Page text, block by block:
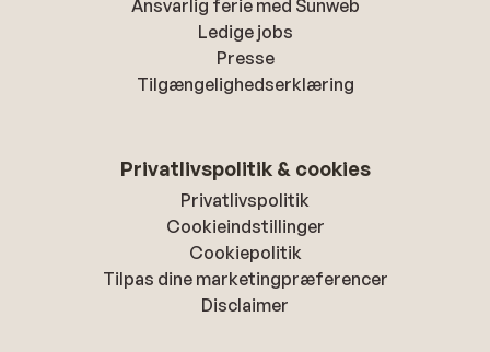
Ansvarlig ferie med Sunweb
Ledige jobs
Presse
Tilgængelighedserklæring
Privatlivspolitik & cookies
Privatlivspolitik
Cookieindstillinger
Cookiepolitik
Tilpas dine marketingpræferencer
Disclaimer